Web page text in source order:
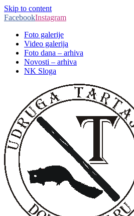
Skip to content
FacebookInstagram
Foto galerije
Video galerija
Foto dana – arhiva
Novosti – arhiva
NK Sloga